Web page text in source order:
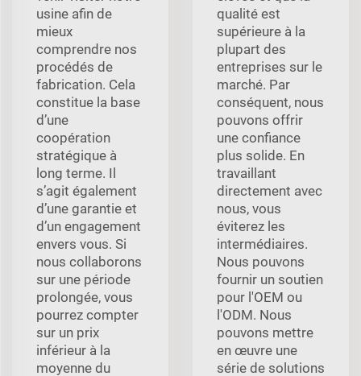
usine afin de
mieux
comprendre nos
procédés de
fabrication. Cela
constitue la base
d’une
coopération
stratégique à
long terme. Il
s’agit également
d’une garantie et
d’un engagement
envers vous. Si
nous collaborons
sur une période
prolongée, vous
pourrez compter
sur un prix
inférieur à la
moyenne du
qualité est
supérieure à la
plupart des
entreprises sur le
marché. Par
conséquent, nous
pouvons offrir
une confiance
plus solide. En
travaillant
directement avec
nous, vous
éviterez les
intermédiaires.
Nous pouvons
fournir un soutien
pour l'OEM ou
l'ODM. Nous
pouvons mettre
en œuvre une
série de solutions